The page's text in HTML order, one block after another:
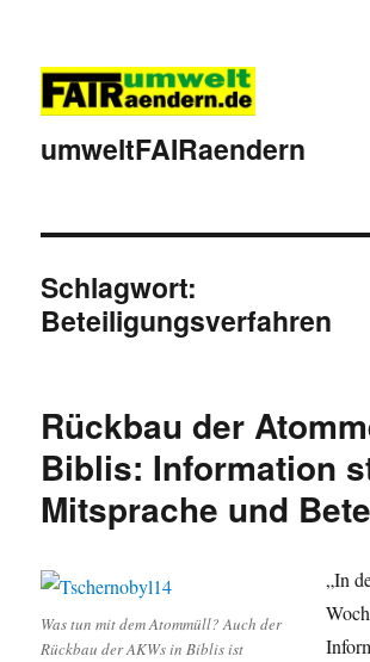
umweltFAIRaendern
Schlagwort:
Beteiligungsverfahren
Rückbau der
Biblis: Information
Mitsprache und
Was tun mit dem Atommüll? Auch der
Rückbau der AKWs in Biblis ist
„In